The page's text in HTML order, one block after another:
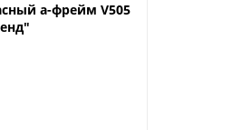
а-фрейм V505